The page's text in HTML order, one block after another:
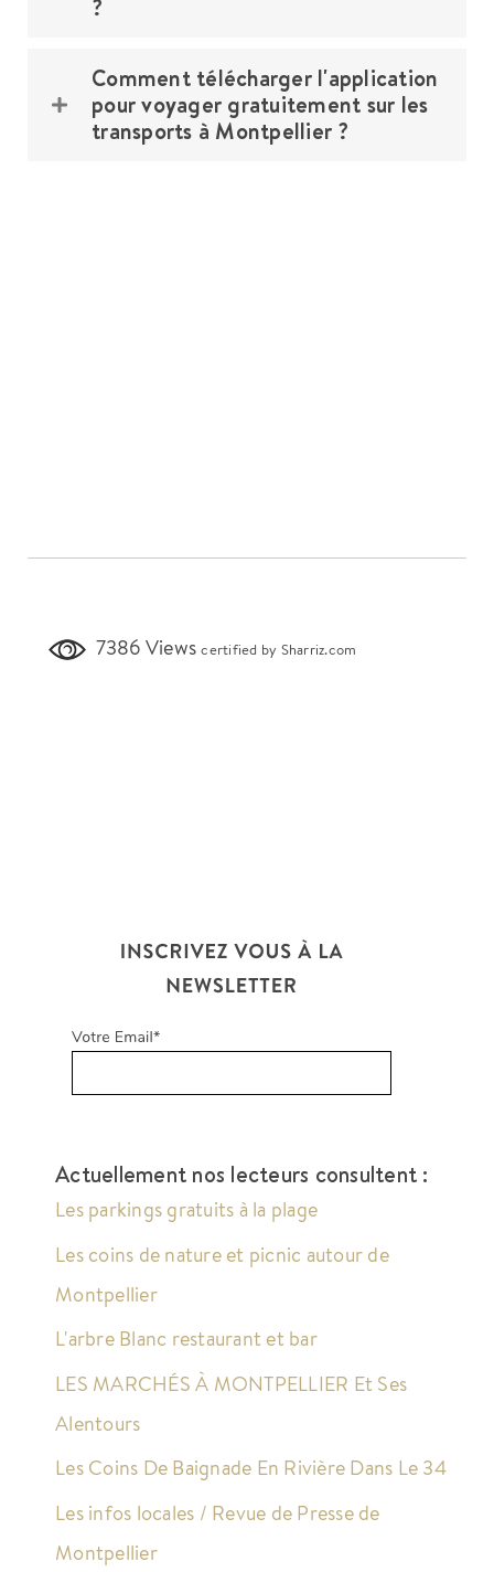
?
Comment télécharger l'application
pour voyager gratuitement sur les
transports à Montpellier ?
7386 Viewscertified by Sharriz.com
Actuellement nos lecteurs consultent :
Les parkings gratuits à la plage
Les coins de nature et picnic autour de
Montpellier
L'arbre Blanc restaurant et bar
LES MARCHÉS À MONTPELLIER Et Ses
Alentours
Les Coins De Baignade En Rivière Dans Le 34
Les infos locales / Revue de Presse de
Montpellier